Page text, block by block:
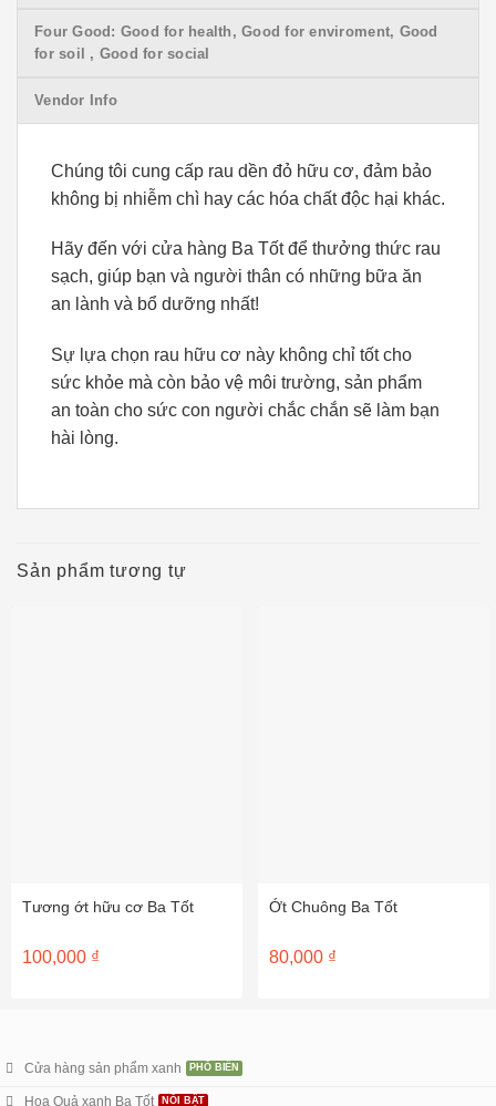
Four Good: Good for health, Good for enviroment, Good
for soil , Good for social
Vendor Info
Chúng tôi cung cấp rau dền đỏ hữu cơ, đảm bảo
không bị nhiễm chì hay các hóa chất độc hại khác.
Hãy đến với cửa hàng Ba Tốt để thưởng thức rau
sạch, giúp bạn và người thân có những bữa ăn
an lành và bổ dưỡng nhất!
Sự lựa chọn rau hữu cơ này không chỉ tốt cho
sức khỏe mà còn bảo vệ môi trường, sản phẩm
an toàn cho sức con người chắc chắn sẽ làm bạn
hài lòng.
Sản phẩm tương tự
Tương ớt hữu cơ Ba Tốt
100,000 ₫
Ớt Chuông Ba Tốt
80,000 ₫
Cửa hàng sản phẩm xanh
Hoa Quả xanh Ba Tốt